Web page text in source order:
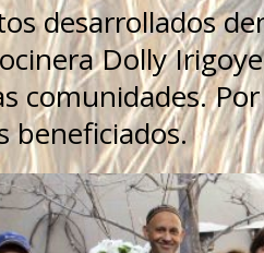
desarrollados
Dolly
comunidades.
beneficiados.